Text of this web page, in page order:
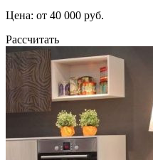
Цена: от 40 000 руб.
Рассчитать